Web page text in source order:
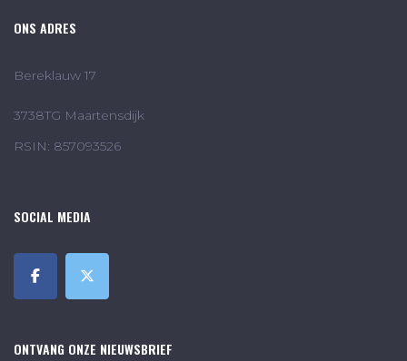
ONS ADRES
Bereklauw 17
3738TG Maartensdijk
RSIN: 857093526
SOCIAL MEDIA
ONTVANG ONZE NIEUWSBRIEF